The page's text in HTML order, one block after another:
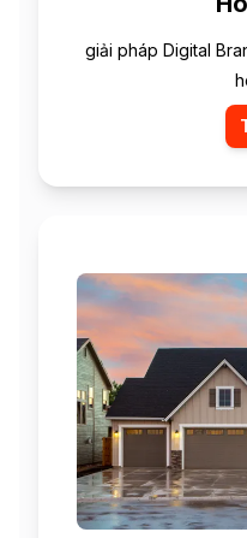
giải pháp Digital